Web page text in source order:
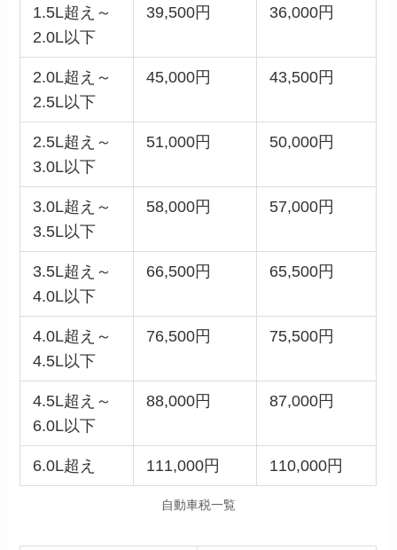
1.5L超え～
2.0L以下
39,500円 36,000円
2.0L超え～
2.5L以下
45,000円 43,500円
2.5L超え～
3.0L以下
51,000円 50,000円
3.0L超え～
3.5L以下
58,000円 57,000円
3.5L超え～
4.0L以下
66,500円 65,500円
4.0L超え～
4.5L以下
76,500円 75,500円
4.5L超え～
6.0L以下
88,000円 87,000円
6.0L超え 111,000円 110,000円
自動車税一覧